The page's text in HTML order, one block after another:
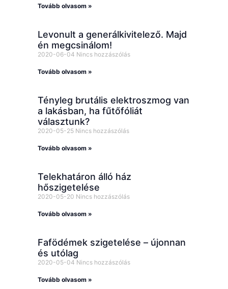
Tovább olvasom »
Levonult a generálkivitelező. Majd
én megcsinálom!
2020-06-04 Nincs hozzászólás
Tovább olvasom »
Tényleg brutális elektroszmog van
a lakásban, ha fűtőfóliát
választunk?
2020-05-25 Nincs hozzászólás
Tovább olvasom »
Telekhatáron álló ház
hőszigetelése
2020-05-20 Nincs hozzászólás
Tovább olvasom »
Fafödémek szigetelése – újonnan
és utólag
2020-05-04 Nincs hozzászólás
Tovább olvasom »